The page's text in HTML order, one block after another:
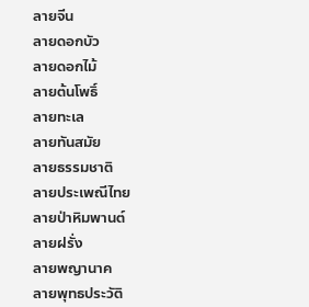
ลายจีน
ลายดอกบัว
ลายดอกไม้
ลายต้นโพธิ์
ลายทะเล
ลายทันสมัย
ลายธรรมชาติ
ลายประเพณีไทย
ลายป่าหิมพานต์
ลายฝรั่ง
ลายพญานาค
ลายพุทธประวัติ